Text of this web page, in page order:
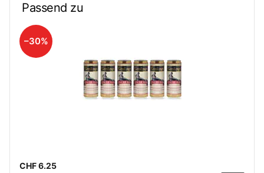
Passend zu
–30%
CHF 6.25